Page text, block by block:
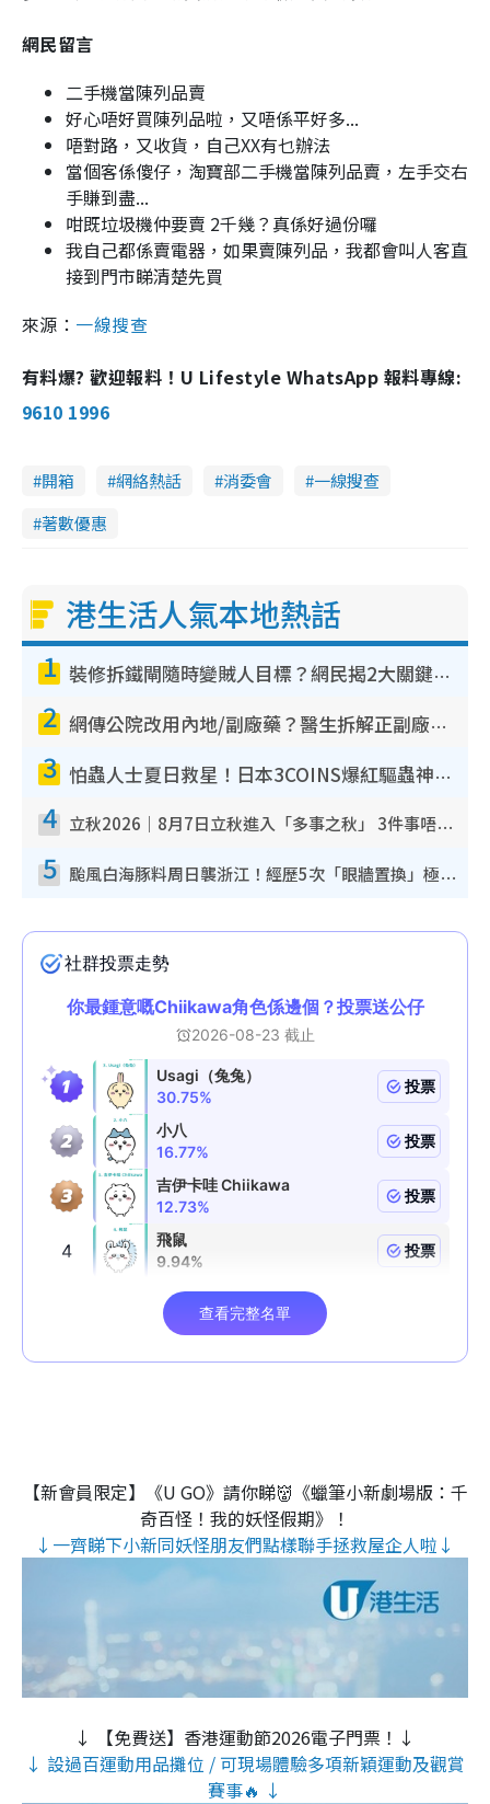
網民留言
二手機當陳列品賣
好心唔好買陳列品啦，又唔係平好多...
唔對路，又收貨，自己XX有乜辦法
當個客係傻仔，淘寶部二手機當陳列品賣，左手交右
手賺到盡...
咁既垃圾機仲要賣 2千幾？真係好過份囉
我自己都係賣電器，如果賣陳列品，我都會叫人客直
接到門市睇清楚先買
來源： 一線搜查
有料爆? 歡迎報料！U Lifestyle WhatsApp 報料專線:
9610 1996
開箱 網絡熱話 消委會
一線搜查
著數優惠
港生活人氣本地熱話
1 裝修拆鐵閘隨時變賊人目標？網民揭2大關鍵用途：裝新式等於白裝？附新舊鐵閘分別
2 網傳公院改用內地/副廠藥？醫生拆解正副廠分別 揭4類人換藥隨時出事
3 怕蟲人士夏日救星！日本3COINS爆紅驅蟲神器$45起 1招「全程免觸碰」輕鬆搞定小強
4 立秋2026｜8月7日立秋進入「多事之秋」 3件事唔做得！專家教6招開運 清枱頭／銀包納氣接好運
5 颱風白海豚料周日襲浙江！經歷5次「眼牆置換」極罕見 成登陸內地最長途颱風
【新會員限定】《U GO》請你睇👹《蠟筆小新劇場版：千
奇百怪！我的妖怪假期》！
↓一齊睇下小新同妖怪朋友們點樣聯手拯救屋企人啦↓
↓ 【免費送】香港運動節2026電子門票！↓
↓ 設過百運動用品攤位 / 可現場體驗多項新穎運動及觀賞
賽事🔥 ↓